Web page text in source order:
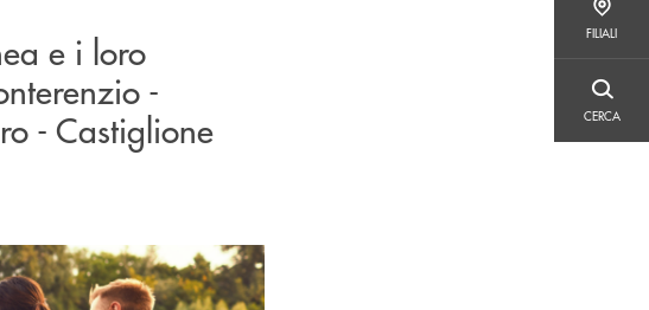
FILIALI
CERCA
e i loro
-
- Castiglione